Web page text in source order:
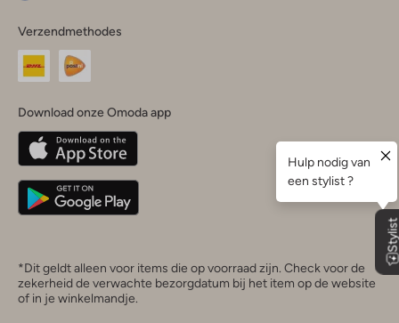
je
land
Nederland
Belgique(Français)
Deutschland
Verzendmethodes
Download onze Omoda app
*Dit geldt alleen voor items die op voorraad zijn. Check voor de
zekerheid de verwachte bezorgdatum bij het item op de website
of in je winkelmandje.